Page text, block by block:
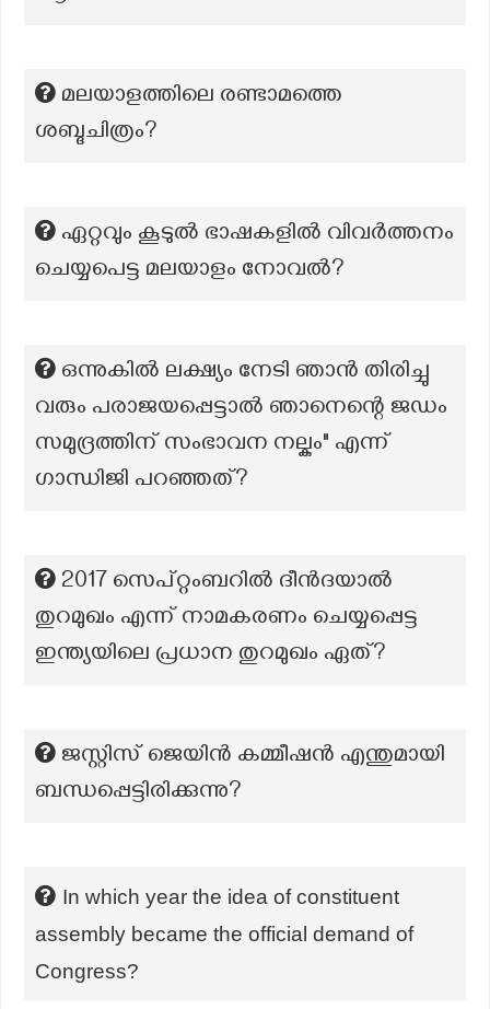
മലയാളത്തിലെ രണ്ടാമത്തെ
ശബ്ദചിത്രം?
ഏറ്റവും കൂടുൽ ഭാഷകളിൽ വിവർത്തനം
ചെയ്യപെട്ട മലയാളം നോവൽ?
ഒന്നുകിൽ ലക്ഷ്യം നേടി ഞാൻ തിരിച്ചു
വരും പരാജയപ്പെട്ടാൽ ഞാനെന്റെ ജഡം
സമുദ്രത്തിന് സംഭാവന നല്കും" എന്ന്
ഗാന്ധിജി പറഞ്ഞത്?
2017 സെപ്റ്റംബറിൽ ദീൻദയാൽ
തുറമുഖം എന്ന് നാമകരണം ചെയ്യപ്പെട്ട
ഇന്ത്യയിലെ പ്രധാന തുറമുഖം ഏത്?
ജസ്റ്റിസ് ജെയിൻ കമ്മീഷൻ എന്തുമായി
ബന്ധപ്പെട്ടിരിക്കുന്നു?
In which year the idea of constituent
assembly became the official demand of
Congress?